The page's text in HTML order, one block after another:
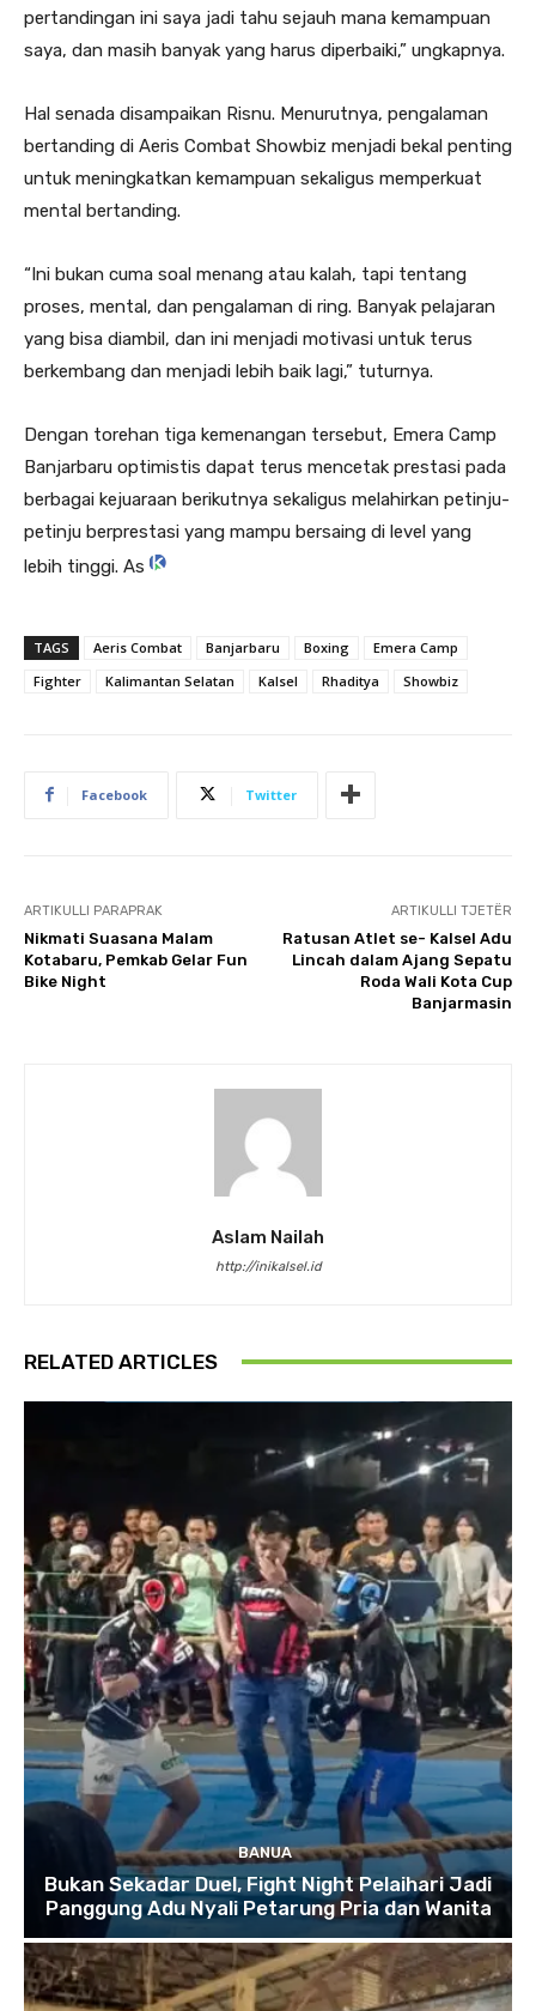
pertandingan ini saya jadi tahu sejauh mana kemampuan
saya, dan masih banyak yang harus diperbaiki,” ungkapnya.
Hal senada disampaikan Risnu. Menurutnya, pengalaman
bertanding di Aeris Combat Showbiz menjadi bekal penting
untuk meningkatkan kemampuan sekaligus memperkuat
mental bertanding.
“Ini bukan cuma soal menang atau kalah, tapi tentang
proses, mental, dan pengalaman di ring. Banyak pelajaran
yang bisa diambil, dan ini menjadi motivasi untuk terus
berkembang dan menjadi lebih baik lagi,” tuturnya.
Dengan torehan tiga kemenangan tersebut, Emera Camp
Banjarbaru optimistis dapat terus mencetak prestasi pada
berbagai kejuaraan berikutnya sekaligus melahirkan petinju-
petinju berprestasi yang mampu bersaing di level yang
lebih tinggi. As
TAGS Aeris Combat Banjarbaru Boxing
Emera Camp
Fighter
Kalimantan Selatan Kalsel Rhaditya Showbiz
Facebook Twitter
ARTIKULLI PARAPRAK
Nikmati Suasana Malam
Kotabaru, Pemkab Gelar Fun
Bike Night
ARTIKULLI TJETËR
Ratusan Atlet se- Kalsel Adu
Lincah dalam Ajang Sepatu
Roda Wali Kota Cup
Banjarmasin
Aslam Nailah
http://inikalsel.id
RELATED ARTICLES
BANUA
Bukan Sekadar Duel, Fight Night Pelaihari Jadi
Panggung Adu Nyali Petarung Pria dan Wanita